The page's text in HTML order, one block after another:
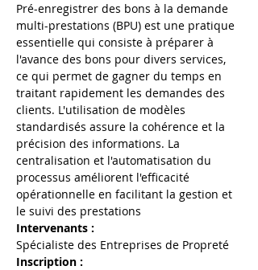
Pré-enregistrer des bons à la demande
multi-prestations (BPU) est une pratique
essentielle qui consiste à préparer à
l'avance des bons pour divers services,
ce qui permet de gagner du temps en
traitant rapidement les demandes des
clients. L'utilisation de modèles
standardisés assure la cohérence et la
précision des informations. La
centralisation et l'automatisation du
processus améliorent l'efficacité
opérationnelle en facilitant la gestion et
le suivi des prestations
Intervenants :
Spécialiste des Entreprises de Propreté
Inscription :